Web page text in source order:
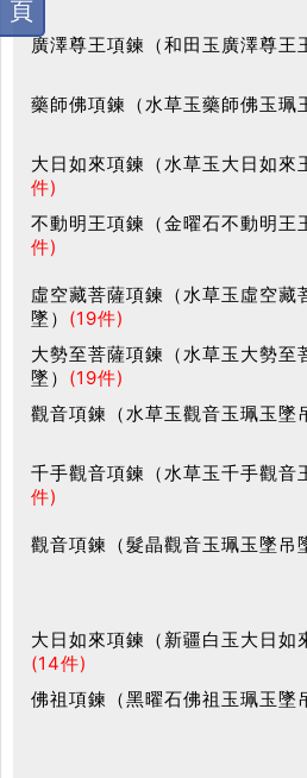
廣澤尊王項鍊（和田玉廣澤尊王
藥師佛項鍊（水草玉藥師佛玉珮
大日如來項鍊（水草玉大日如來
件)
不動明王項鍊（金曜石不動明王
件)
虛空藏菩薩項鍊（水草玉虛空藏
墜） (19件)
大勢至菩薩項鍊（水草玉大勢至
墜） (19件)
觀音項鍊（水草玉觀音玉珮玉墜
千手觀音項鍊（水草玉千手觀音
件)
觀音項鍊（髮晶觀音玉珮玉墜吊
大日如來項鍊（新疆白玉大日如
(14件)
佛祖項鍊（黑曜石佛祖玉珮玉墜
頁